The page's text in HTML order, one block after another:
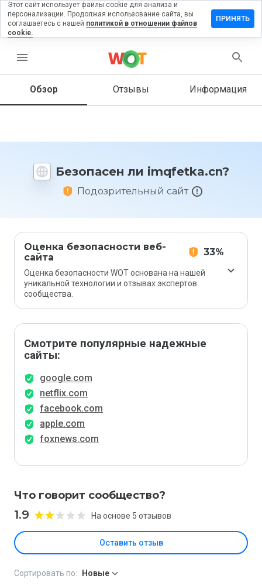
menu
Обзор Отзывы Информация
Безопасен ли imqfetka.cn?
Подозрительный сайт
Оценка безопасности веб-
сайта
33%
Оценка безопасности WOT основана на нашей
уникальной технологии и отзывах экспертов
сообщества.
Смотрите популярные надежные
сайты:
google.com
netflix.com
facebook.com
apple.com
foxnews.com
Что говорит сообщество?
1.9 На основе 5 отзывов
Оставить отзыв
на
Как бы
этот
1 до 5?
Сортировать по: Новые
Этот сайт использует файлы cookie для анализа и
персонализации. Продолжая использование сайта, вы
соглашаетесь с нашей политикой в отношении файлов
cookie.
ПРИНЯТЬ